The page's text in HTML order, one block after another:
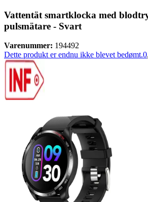
Vattentät smartklocka med
pulsmätare - Svart
Varenummer: 194492
Dette produkt er endnu ikke blevet bedømt.0